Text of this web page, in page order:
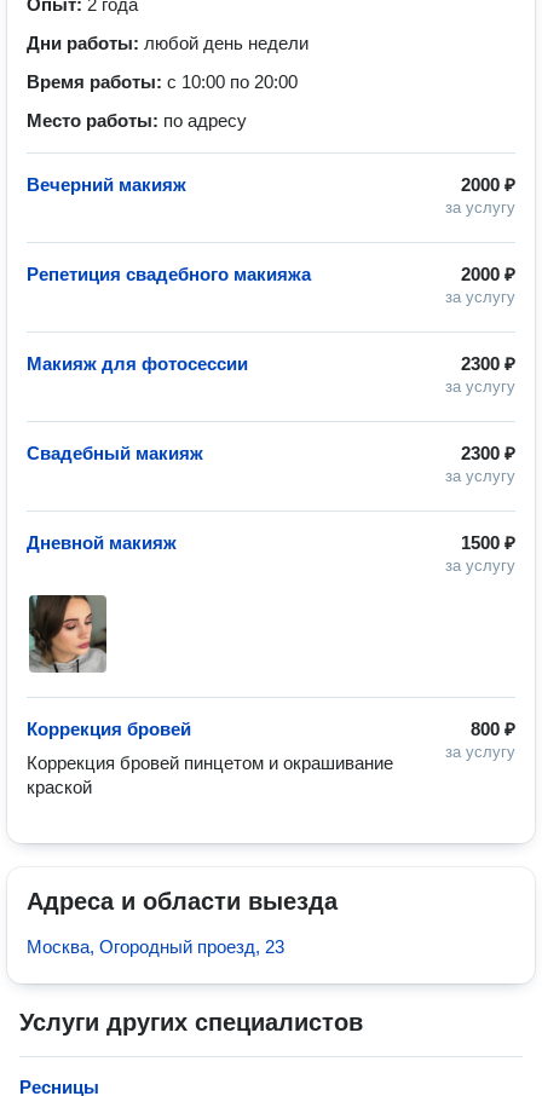
Опыт: 2 года
Дни работы: любой день недели
Время работы: с 10:00 по 20:00
Место работы: по адресу
2000 ₽
за услугу
Вечерний макияж
2000 ₽
за услугу
Репетиция свадебного макияжа
2300 ₽
за услугу
Макияж для фотосессии
2300 ₽
за услугу
Свадебный макияж
1500 ₽
за услугу
Дневной макияж
800 ₽
за услугу
Коррекция бровей
Коррекция бровей пинцетом и окрашивание
краской
Адреса и области выезда
Москва, Огородный проезд, 23
Услуги других специалистов
Ресницы